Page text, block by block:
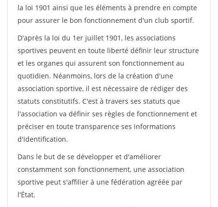
la loi 1901 ainsi que les éléments à prendre en compte
pour assurer le bon fonctionnement d'un club sportif.
D'après la loi du 1er juillet 1901, les associations
sportives peuvent en toute liberté définir leur structure
et les organes qui assurent son fonctionnement au
quotidien. Néanmoins, lors de la création d'une
association sportive, il est nécessaire de rédiger des
statuts constitutifs. C'est à travers ses statuts que
l'association va définir ses règles de fonctionnement et
préciser en toute transparence ses informations
d'identification.
Dans le but de se développer et d'améliorer
constamment son fonctionnement, une association
sportive peut s'affilier à une fédération agréée par
l'État.